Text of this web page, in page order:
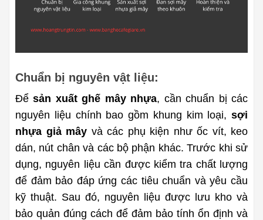
Chuẩn bị nguyên vật liệu:
Để sản xuất ghế mây nhựa, cần chuẩn bị các
nguyên liệu chính bao gồm khung kim loại, sợi
nhựa giả mây và các phụ kiện như ốc vít, keo
dán, nút chân và các bộ phận khác. Trước khi sử
dụng, nguyên liệu cần được kiểm tra chất lượng
để đảm bảo đáp ứng các tiêu chuẩn và yêu cầu
kỹ thuật. Sau đó, nguyên liệu được lưu kho và
bảo quản đúng cách để đảm bảo tính ổn định và